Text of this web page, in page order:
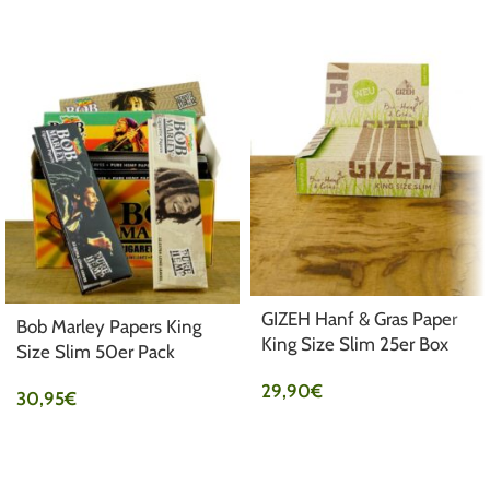
Bob Marley Papers King
Size Slim 50er Pack
30,95€
GIZEH Hanf & Gras Paper
King Size Slim 25er Box
29,90€